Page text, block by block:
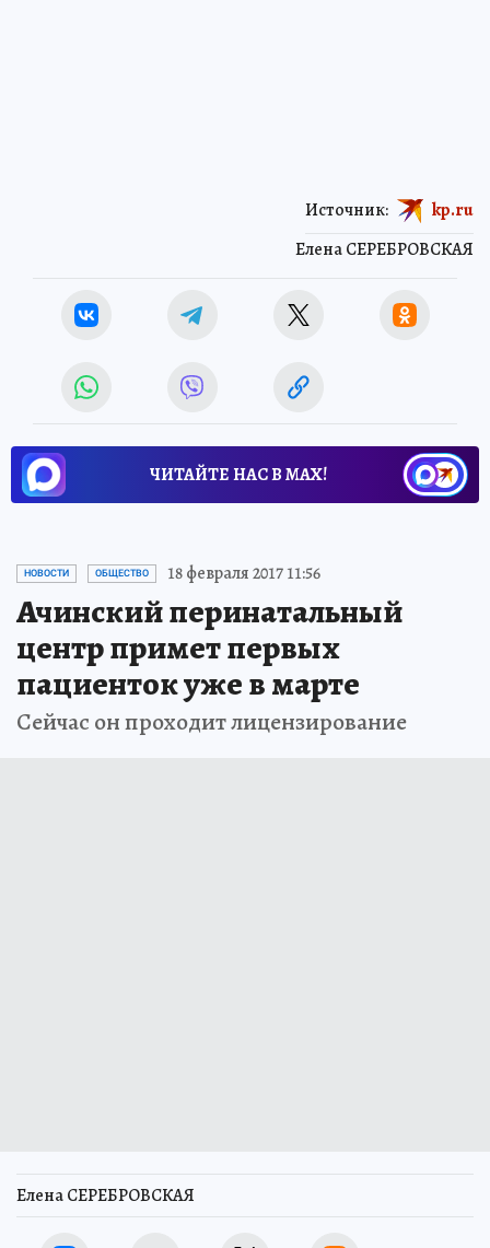
Елена СЕРЕБРОВСКАЯ
Источник: kp.ru
ЧИТАЙТЕ НАС В МАХ!
НОВОСТИ ОБЩЕСТВО 18 февраля 2017 11:56
Ачинский перинатальный
центр примет первых
пациенток уже в марте